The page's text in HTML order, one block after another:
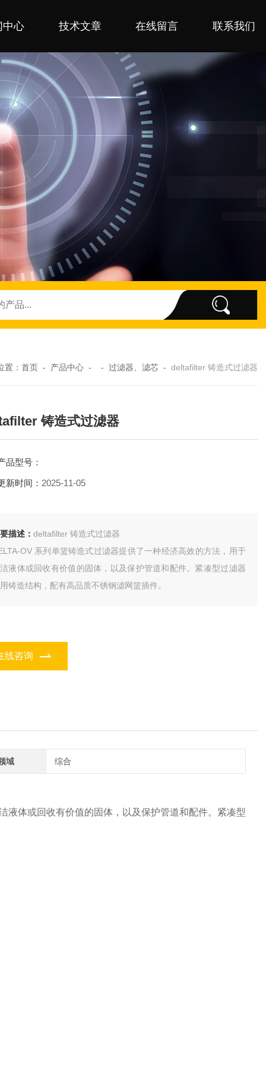
中心 技术文章 在线留言 联系我们
置： 首页 - 产品中心 - - 过滤器、滤芯 - deltafilter 铸造式过滤器
铸造式过滤器
品型号：
新时间： 2025-11-05
描述：
deltafilter 铸造式过滤器
OV 系列单篮铸造式过滤器提供了一种经济高效的方法，用于
液体或回收有价值的固体，以及保护管道和配件。紧凑型过滤器
铸造结构，配有高品质不锈钢滤网篮插件。
线咨询
域 综合
液体或回收有价值的固体，以及保护管道和配件。紧凑型